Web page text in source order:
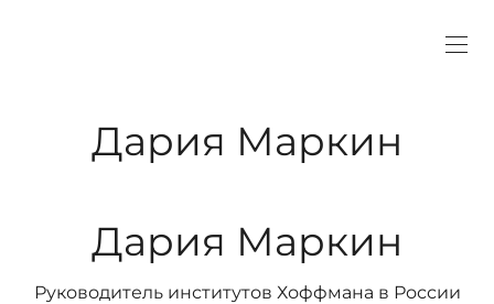
Дария Маркин
Дария Маркин
Руководитель институтов Хоффмана в России